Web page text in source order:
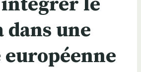
dans une